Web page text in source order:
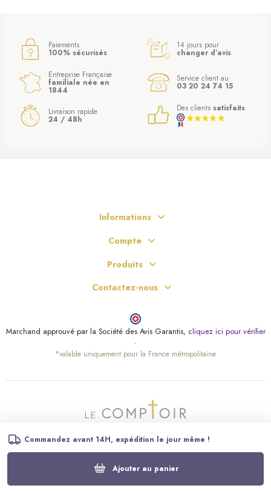
Commandez avant 14H, expédition le jour même !
Ajouter au panier
Paiements
100% sécurisés
14 jours pour
changer d’avis
Entreprise Française
familiale née en
1844
Service client au
03 20 24 74 15
Livraison rapide
24 / 48h
Des clients satisfaits
Informations
Compte
Produits
Contactez-nous
Marchand approuvé par la Société des Avis Garantis, cliquez ici pour vérifier
.
*valable uniquement pour la France métropolitaine
© Le Comptoir Religieux – Tous droits réservés.